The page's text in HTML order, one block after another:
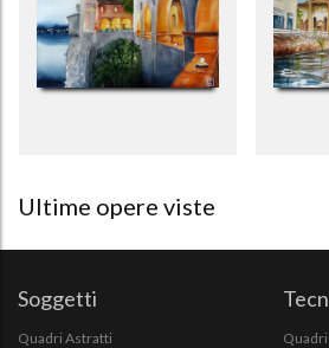
Ultime opere viste
Soggetti
Quadri Astratti